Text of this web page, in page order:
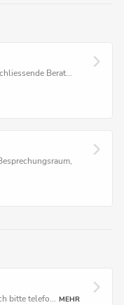
Berat...
bitte telefo... MEHR